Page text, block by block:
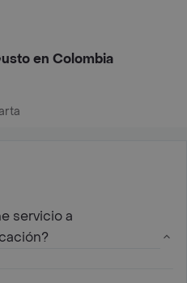
en Colombia
servicio a